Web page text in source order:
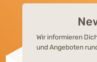
Wir informieren
und Angeboten